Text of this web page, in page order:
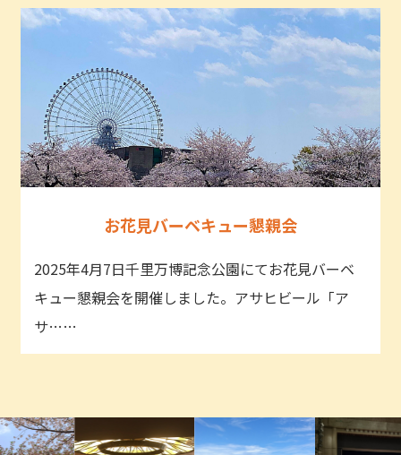
お花見バーベキュー懇親会
2025年4月7日千里万博記念公園にてお花見バーベ
キュー懇親会を開催しました。アサヒビール「ア
サ……